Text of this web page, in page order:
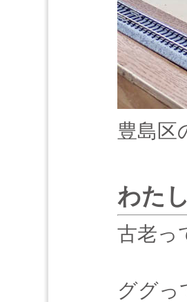
豊島区
わた
古老っ
ググっ